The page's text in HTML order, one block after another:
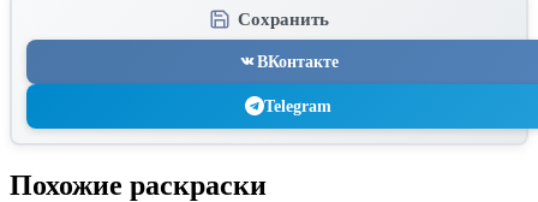
Сохранить
ВКонтакте
Telegram
Похожие раскраски